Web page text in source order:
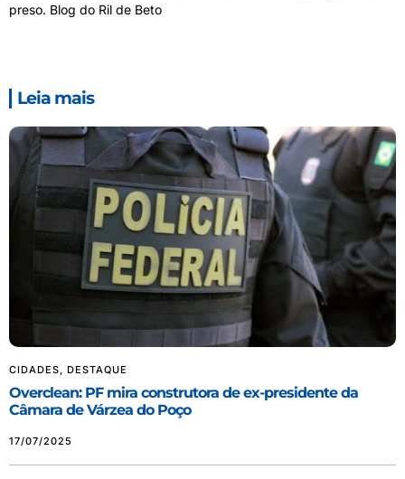
preso. Blog do Ril de Beto
Leia mais
CIDADES, DESTAQUE
Overclean: PF mira construtora de ex-presidente da
Câmara de Várzea do Poço
17/07/2025